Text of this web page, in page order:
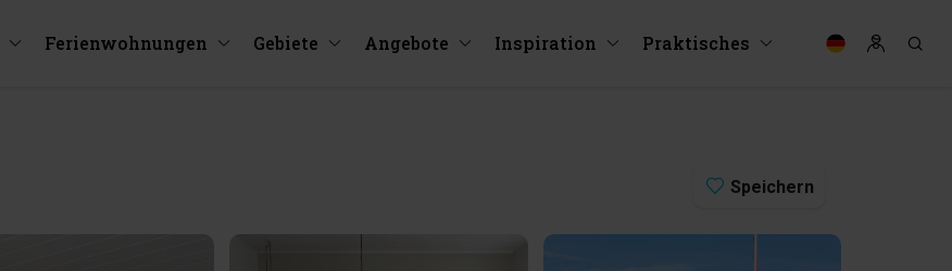
Ferienwohnungen Gebiete Angebote Inspiration Praktisches
Speichern